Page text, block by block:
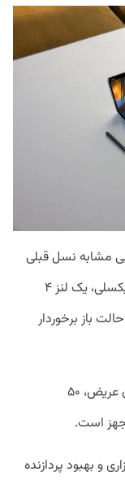
مشابه نسل قبلی
دارد و همانند سری ۴ از یک لنز سلفی ۱۰ مگاپیکسلی، یک لنز ۴
باز برخوردار
دوربین اصلی نیز به سه لنز ۱۲ مگاپیکسلی فوق‌ عریض، ۵۰
و بهبود پردازنده